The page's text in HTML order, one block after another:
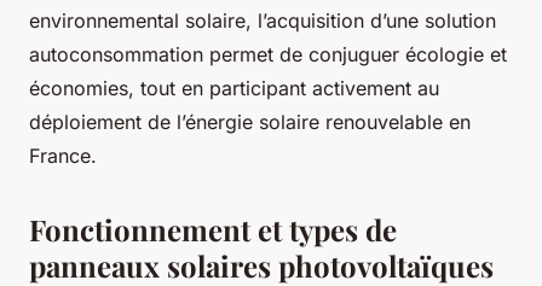
environnemental solaire, l’acquisition d’une solution
autoconsommation permet de conjuguer écologie et
économies, tout en participant activement au
déploiement de l’énergie solaire renouvelable en
France.
Fonctionnement et types de
panneaux solaires photovoltaïques